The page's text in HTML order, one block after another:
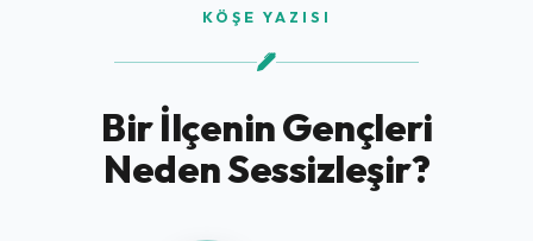
KÖŞE YAZISI
Bir İlçenin Gençleri
Neden Sessizleşir?